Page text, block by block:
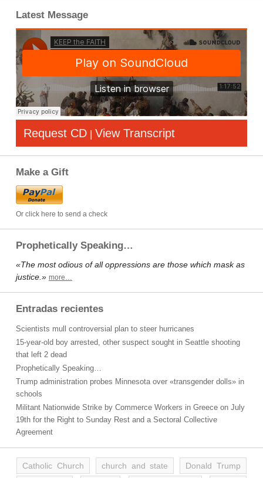
Latest Message
Request CD | View Transcript
Make a Gift
Or click here to send a check
Prophetically Speaking…
«The most odious of all oppressions are those which mask as
justice.» more…
Entradas recientes
Scientists mull controversial plan to steer hurricanes
15-year-old boy arrested, other suspect sought in Seattle shooting
that left 2 dead
Prophetically Speaking…
Trump administration probes Minnesota over «transgender dolls» in
schools
Militant Nationwide Strike by Commerce Workers in Greece on July
19th for the Right to Sunday Rest and a Sectoral Collective
Agreement
Catholic Church church and state
Donald Trump